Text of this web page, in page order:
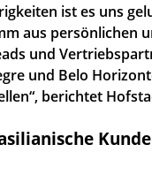
ist es uns
aus persönlichen
und
und Belo
berichtet